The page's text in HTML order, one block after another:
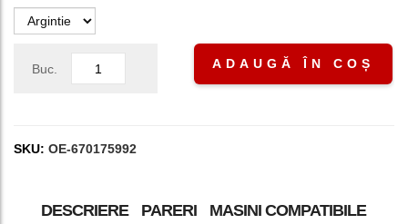
Buc. ADAUGĂ ÎN COȘ
SKU: OE-670175992
DESCRIERE PARERI MASINI COMPATIBILE